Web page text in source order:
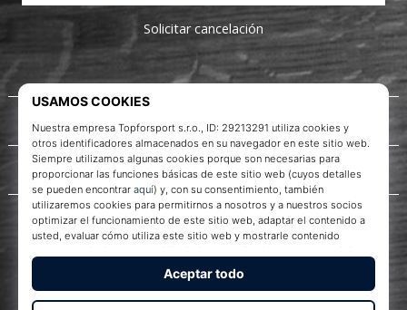
WePlayHandball.es
Acerca de nosotros
Servicio al cliente
Solicitar cancelación